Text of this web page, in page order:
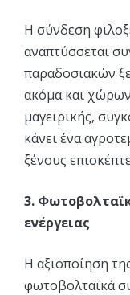
Η σύνδεση
αναπτύσσεται
παραδοσιακών
ακόμα και
μαγειρικής,
κάνει ένα
ξένους
3.
ενέργειας
Η αξιοποίηση
φωτοβολταϊκά